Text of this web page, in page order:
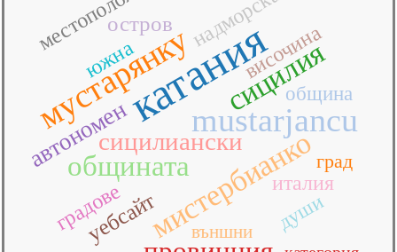
катания
mustarjancu
мустарянку
мистербианко
сицилия
общината
сицилиански
автономен
остров
уебсайт
височина
градове италия
надморска
южна
души
община
град
външни